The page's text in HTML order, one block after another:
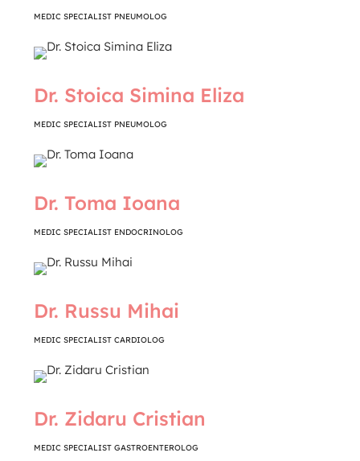
MEDIC SPECIALIST PNEUMOLOG
Dr. Stoica Simina Eliza
MEDIC SPECIALIST PNEUMOLOG
Dr. Toma Ioana
MEDIC SPECIALIST ENDOCRINOLOG
Dr. Russu Mihai
MEDIC SPECIALIST CARDIOLOG
Dr. Zidaru Cristian
MEDIC SPECIALIST GASTROENTEROLOG